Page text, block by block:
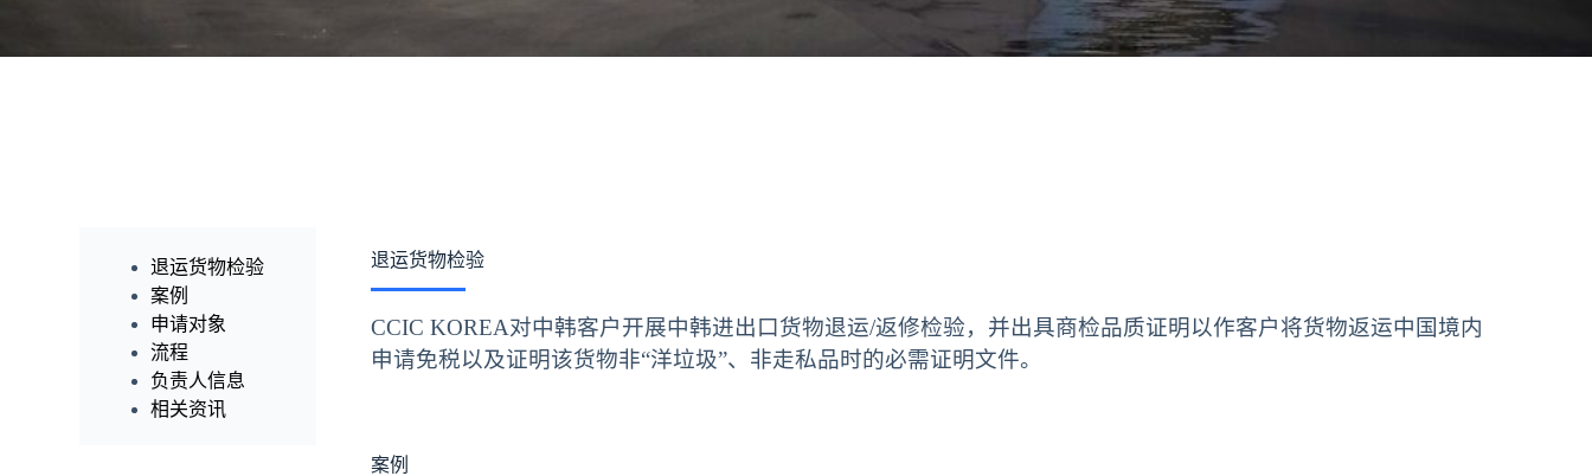
退运货物检验
案例
申请对象
流程
负责人信息
相关资讯
退运货物检验
CCIC KOREA对中韩客户开展中韩进出口货物退运/返修检验，并出具商检品质证明以作客户将货物返运中国境内
申请免税以及证明该货物非“洋垃圾”、非走私品时的必需证明文件。
案例